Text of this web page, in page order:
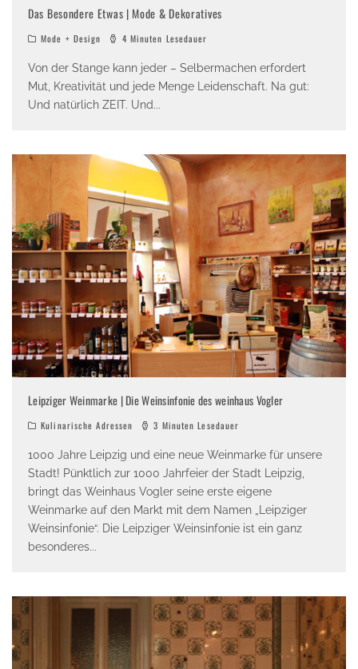
Das Besondere Etwas | Mode & Dekoratives
Mode + Design 4 Minuten Lesedauer
Von der Stange kann jeder – Selbermachen erfordert
Mut, Kreativität und jede Menge Leidenschaft. Na gut:
Und natürlich ZEIT. Und...
Leipziger Weinmarke | Die Weinsinfonie des weinhaus Vogler
Kulinarische Adressen 3 Minuten Lesedauer
1000 Jahre Leipzig und eine neue Weinmarke für unsere
Stadt! Pünktlich zur 1000 Jahrfeier der Stadt Leipzig,
bringt das Weinhaus Vogler seine erste eigene
Weinmarke auf den Markt mit dem Namen „Leipziger
Weinsinfonie“. Die Leipziger Weinsinfonie ist ein ganz
besonderes...